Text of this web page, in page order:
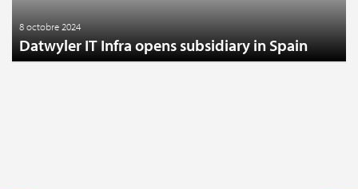
8 octobre 2024
Datwyler IT Infra opens subsidiary in Spain